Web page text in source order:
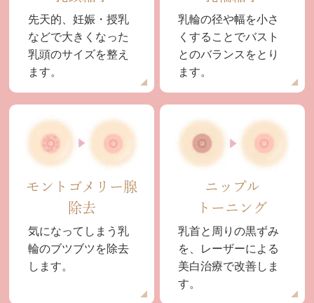
先天的、妊娠・授乳
などで大きくなった
乳頭のサイズを整え
ます。
乳輪の径や幅を小さ
くすることでバスト
とのバランスをとり
ます。
モントゴメリー腺
除去
気になってしまう乳
輪のブツブツを除去
します。
ニップル
トーニング
乳首と周りの黒ずみ
を、レーザーによる
美白治療で改善しま
す。